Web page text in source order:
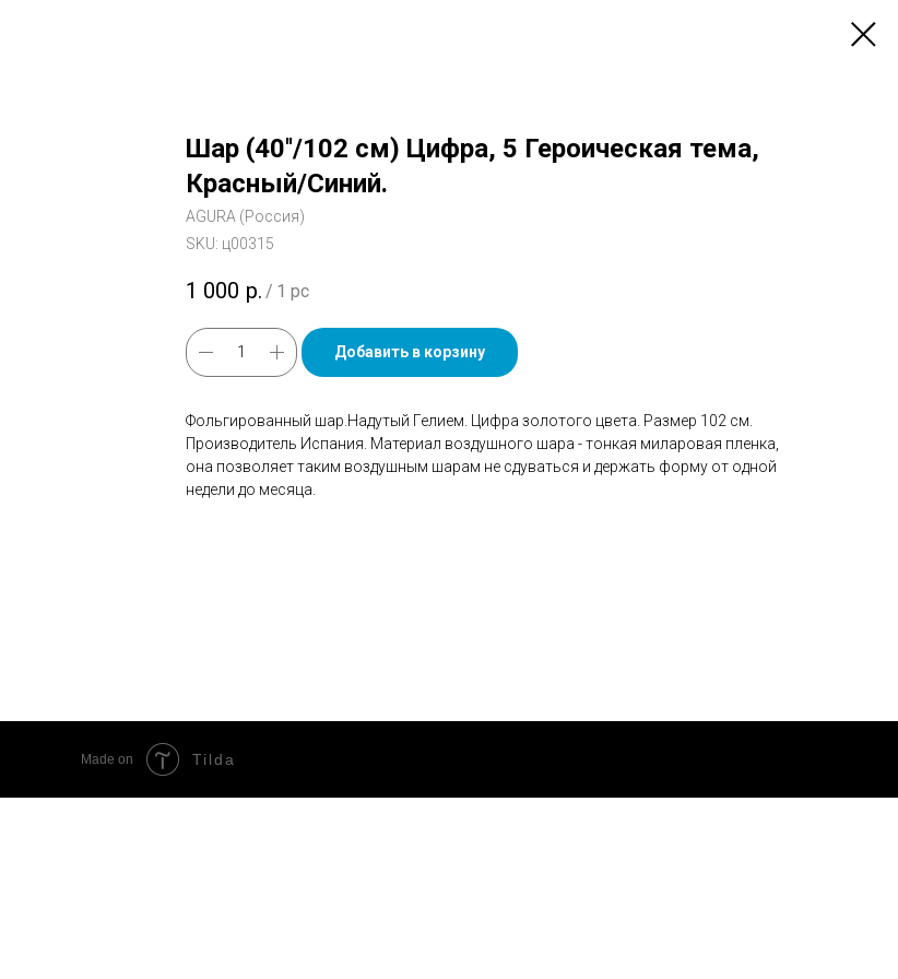
Шар (40''/102 см) Цифра, 5 Героическая тема,
Красный/Синий.
AGURA (Россия)
SKU: ц00315
1 000 р. / 1 pc
Добавить в корзину
Фольгированный шар.Надутый Гелием. Цифра золотого цвета. Размер 102 см.
Производитель Испания. Материал воздушного шара - тонкая миларовая пленка,
она позволяет таким воздушным шарам не сдуваться и держать форму от одной
недели до месяца.
Made on Tilda